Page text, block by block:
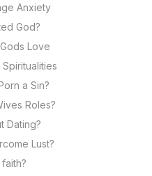
Anxiety
God?
Love
a Sin?
Roles?
Dating?
Lust?